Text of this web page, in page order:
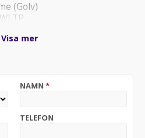
(Golv)
Radio, BT & USB
moms/mån. Halvt
mer
NAMN *
TELEFON